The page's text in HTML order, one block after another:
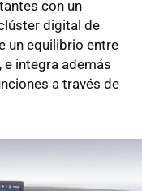
con un
digital de
un equilibrio entre
integra además
a través de